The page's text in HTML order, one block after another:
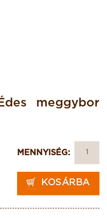
meggybor
MENNYISÉG:
KOSÁRBA